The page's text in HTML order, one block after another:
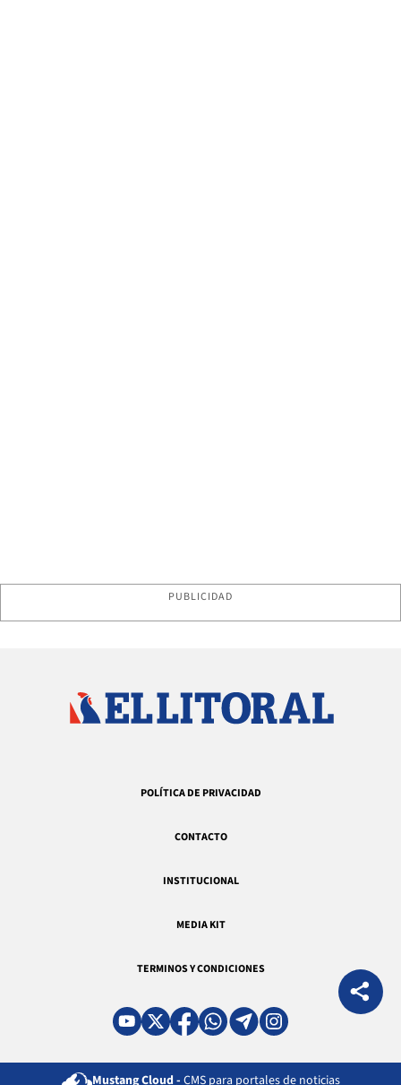
PUBLICIDAD
POLÍTICA DE PRIVACIDAD
CONTACTO
INSTITUCIONAL
MEDIA KIT
TERMINOS Y CONDICIONES
Mustang Cloud - CMS para portales de noticias